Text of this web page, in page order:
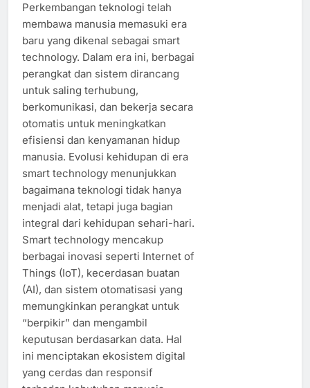
Perkembangan teknologi telah
membawa manusia memasuki era
baru yang dikenal sebagai smart
technology. Dalam era ini, berbagai
perangkat dan sistem dirancang
untuk saling terhubung,
berkomunikasi, dan bekerja secara
otomatis untuk meningkatkan
efisiensi dan kenyamanan hidup
manusia. Evolusi kehidupan di era
smart technology menunjukkan
bagaimana teknologi tidak hanya
menjadi alat, tetapi juga bagian
integral dari kehidupan sehari-hari.
Smart technology mencakup
berbagai inovasi seperti Internet of
Things (IoT), kecerdasan buatan
(AI), dan sistem otomatisasi yang
memungkinkan perangkat untuk
“berpikir” dan mengambil
keputusan berdasarkan data. Hal
ini menciptakan ekosistem digital
yang cerdas dan responsif